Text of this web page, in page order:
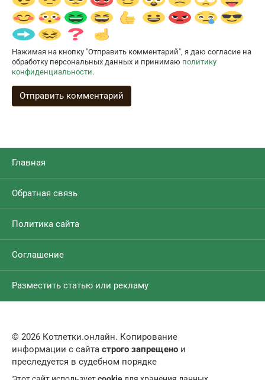
Нажимая на кнопку "Отправить комментарий", я даю согласие на
обработку персональных данных и принимаю политику
конфиденциальности.
Главная
Обратная связь
Политика сайта
Соглашение
Разместить статью или рекламу
© 2026 Котлетки.онлайн. Копирование
информации с сайта строго запрещено и
преследуется в судебном порядке